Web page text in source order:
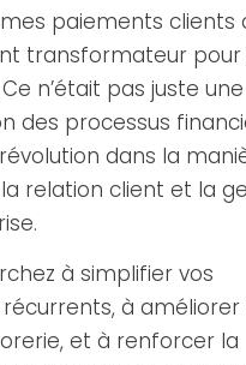
paiements clients
transformateur pour
n’était pas juste une
des processus
dans la
relation client et la
à simplifier vos
à améliorer
et à renforcer la